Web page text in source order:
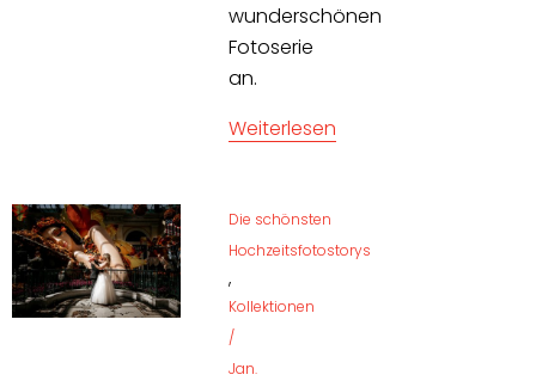
wunderschönen
Fotoserie
an.
Weiterlesen
Die schönsten
Hochzeitsfotostorys
,
Kollektionen
/
Jan.